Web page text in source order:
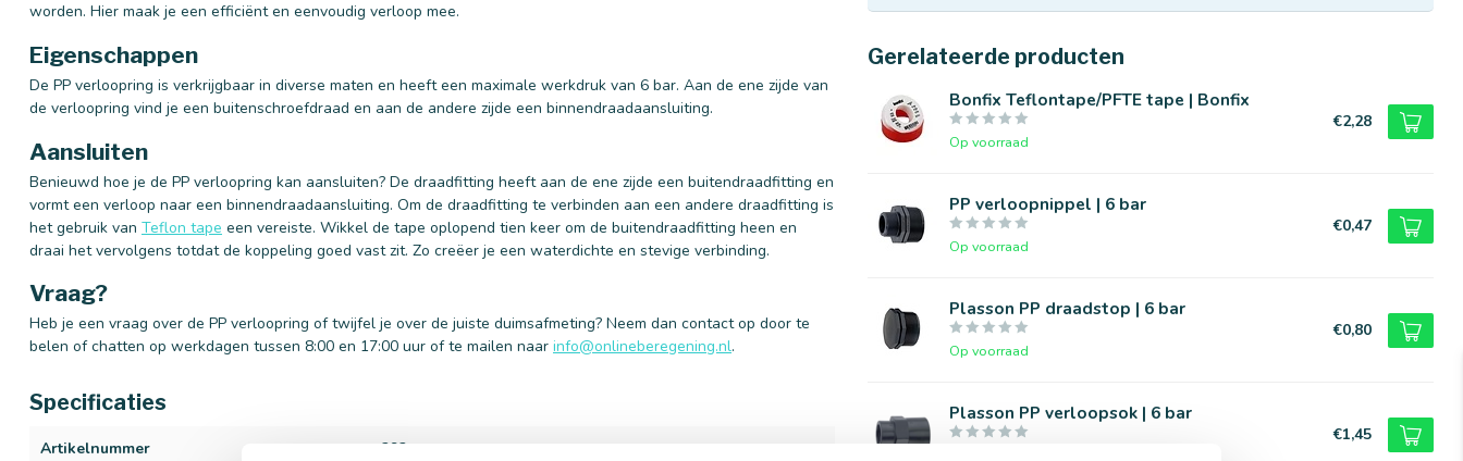
worden. Hier maak je een efficiënt en eenvoudig verloop mee.
Eigenschappen
De PP verloopring is verkrijgbaar in diverse maten en heeft een maximale werkdruk van 6 bar. Aan de ene zijde van
de verloopring vind je een buitenschroefdraad en aan de andere zijde een binnendraadaansluiting.
Aansluiten
Benieuwd hoe je de PP verloopring kan aansluiten? De draadfitting heeft aan de ene zijde een buitendraadfitting en
vormt een verloop naar een binnendraadaansluiting. Om de draadfitting te verbinden aan een andere draadfitting is
het gebruik van Teflon tape een vereiste. Wikkel de tape oplopend tien keer om de buitendraadfitting heen en
draai het vervolgens totdat de koppeling goed vast zit. Zo creëer je een waterdichte en stevige verbinding.
Vraag?
Heb je een vraag over de PP verloopring of twijfel je over de juiste duimsafmeting? Neem dan contact op door te
belen of chatten op werkdagen tussen 8:00 en 17:00 uur of te mailen naar info@onlineberegening.nl.
Specificaties
Artikelnummer 293
Gerelateerde producten
Bonfix Teflontape/PFTE tape | Bonfix
Op voorraad
€2,28
PP verloopnippel | 6 bar
Op voorraad
€0,47
Plasson PP draadstop | 6 bar
Op voorraad
€0,80
Plasson PP verloopsok | 6 bar
€1,45